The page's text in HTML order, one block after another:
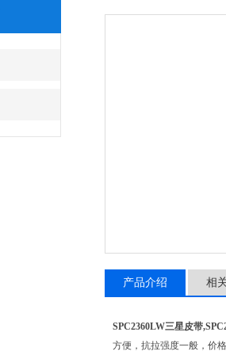
产品介绍 相
SPC2360LW三星皮带
方便，抗拉强度一般，价